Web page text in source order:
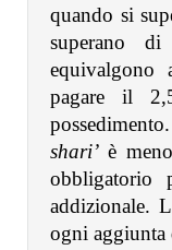
quando si
superano
equivalgono
pagare il
shari’ è
obbligatorio
addizionale.
ogni aggiunta